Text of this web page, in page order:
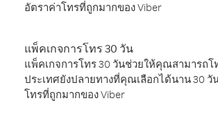
อัตราค่าโทรที่ถูกมากของ Viber
แพ็คเกจการโทร 30 วัน
แพ็คเกจการโทร 30 วันช่วยให้คุณสามารถโ
ประเทศยังปลายทางที่คุณเลือกได้นาน 30 วั
โทรที่ถูกมากของ Viber